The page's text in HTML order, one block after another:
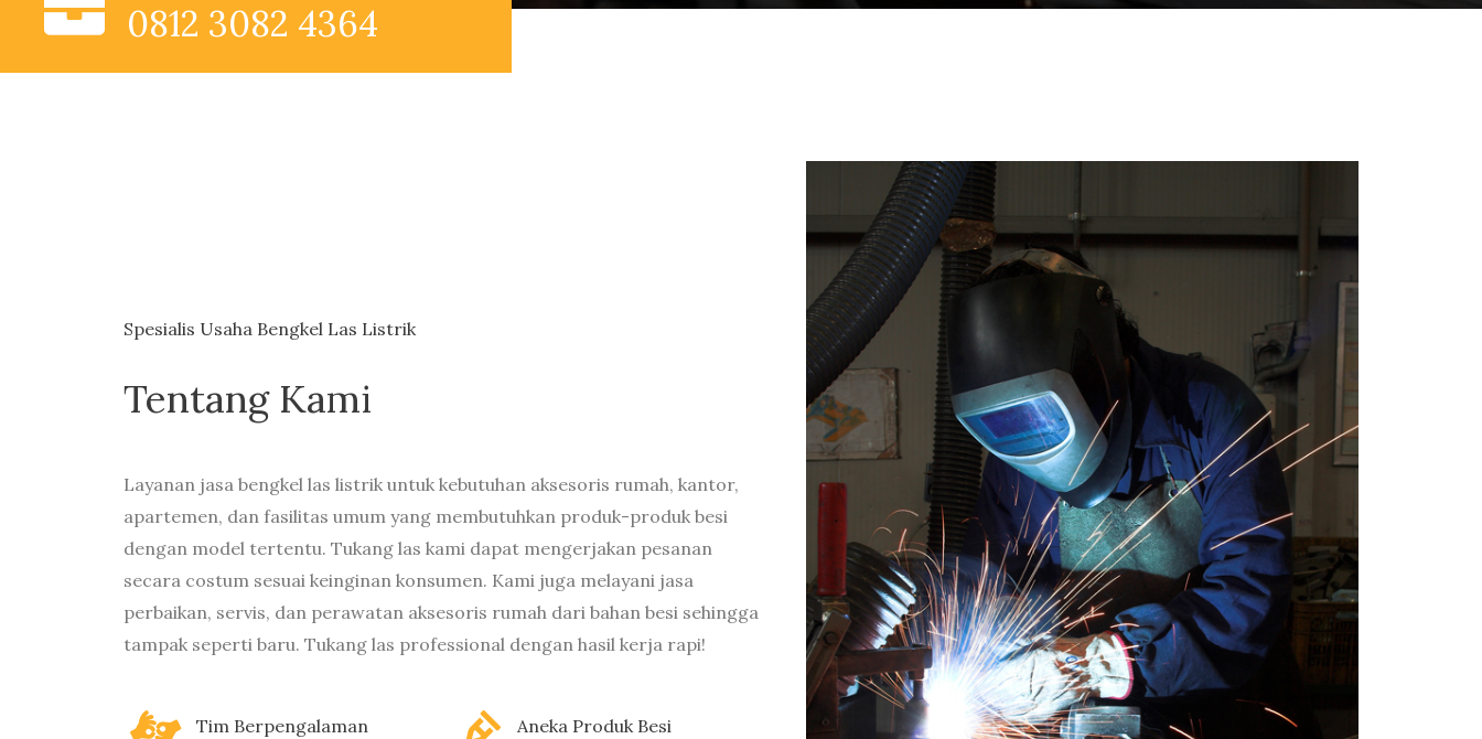
0812 3082 4364
Spesialis Usaha Bengkel Las Listrik
Tentang Kami
Layanan jasa bengkel las listrik untuk kebutuhan aksesoris rumah, kantor,
apartemen, dan fasilitas umum yang membutuhkan produk-produk besi
dengan model tertentu. Tukang las kami dapat mengerjakan pesanan
secara costum sesuai keinginan konsumen. Kami juga melayani jasa
perbaikan, servis, dan perawatan aksesoris rumah dari bahan besi sehingga
tampak seperti baru. Tukang las professional dengan hasil kerja rapi!
Tim Berpengalaman
Aneka Produk Besi